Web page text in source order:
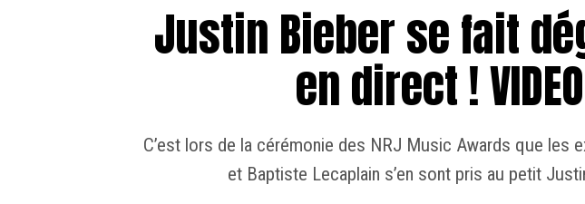
Justin Bieber se fait
en direct ! VIDEO
C’est lors de la cérémonie des NRJ Music Awards que les
et Baptiste Lecaplain s’en sont pris au petit